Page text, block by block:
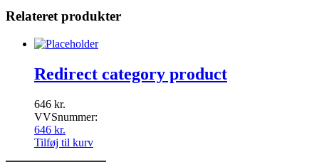
Relateret produkter
Redirect category product
646 kr.
VVSnummer:
646 kr.
Tilføj til kurv